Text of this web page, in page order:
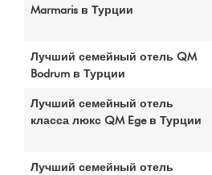
İLETİŞİM
Sürdürülebilirlik Politikası
Çerez Politikası
KVKK Aydınlatma Metni
Marmaris в Турции
Лучший семейный отель QM
Bodrum в Турции
Лучший семейный отель
класса люкс QM Ege в Турции
Лучший семейный отель